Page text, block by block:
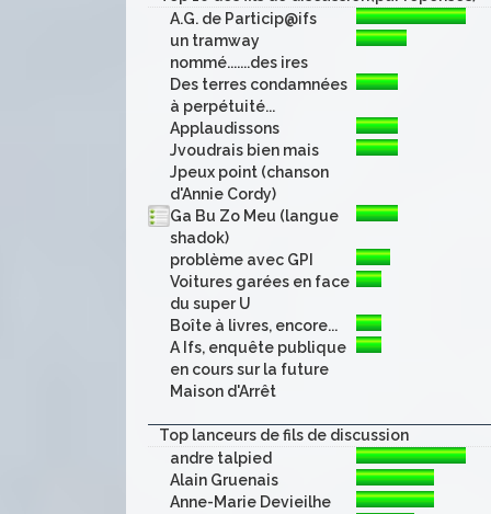
A.G. de Particip@ifs
un tramway
nommé.......des ires
Des terres condamnées
à perpétuité...
Applaudissons
Jvoudrais bien mais
Jpeux point (chanson
d'Annie Cordy)
Ga Bu Zo Meu (langue
shadok)
problème avec GPI
Voitures garées en face
du super U
Boîte à livres, encore...
A Ifs, enquête publique
en cours sur la future
Maison d'Arrêt
Top lanceurs de fils de discussion
andre talpied
Alain Gruenais
Anne-Marie Devieilhe